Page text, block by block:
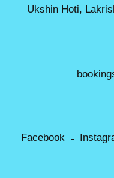
Ukshin Hoti,
Facebook